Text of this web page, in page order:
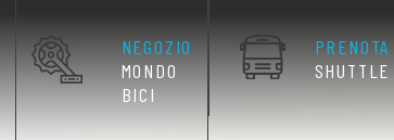
NEGOZIO
MONDO
BICI
PRENOTA
SHUTTLE